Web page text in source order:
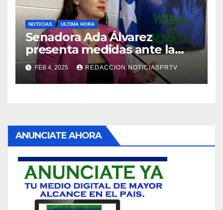
NOTICIAS ULTIMA HORA
Senadora Ada Álvarez
presenta medidas ante la
violencia en el noviazgo
FEB 4, 2025 REDACCION NOTICIASPRTV
ANUNCIATE AHORA